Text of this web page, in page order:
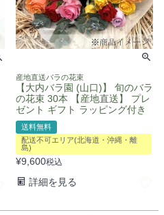
産地直送バラの花束
【大内バラ園 (山口)】 旬のバラ
の花束 30本 【産地直送】 プレ
ゼント ギフト ラッピング付き
送料無料
配送不可エリア(北海道・沖縄・離
島)
¥9,600税込
詳細を見る